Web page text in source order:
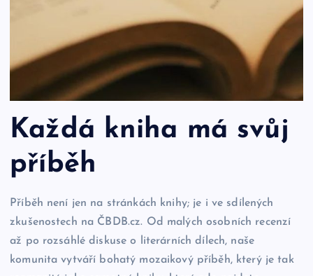
Každá kniha má svůj
příběh
Příběh není jen na stránkách knihy; je i ve sdílených
zkušenostech na ČBDB.cz. Od malých osobních recenzí
až po rozsáhlé diskuse o literárních dílech, naše
komunita vytváří bohatý mozaikový příběh, který je tak